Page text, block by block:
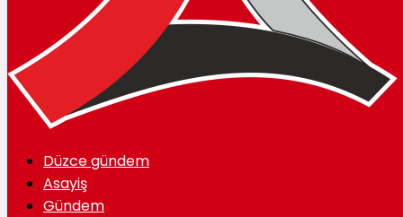
Düzce gündem
Asayiş
Gündem